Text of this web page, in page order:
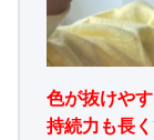
色が抜けや
持続力も長く